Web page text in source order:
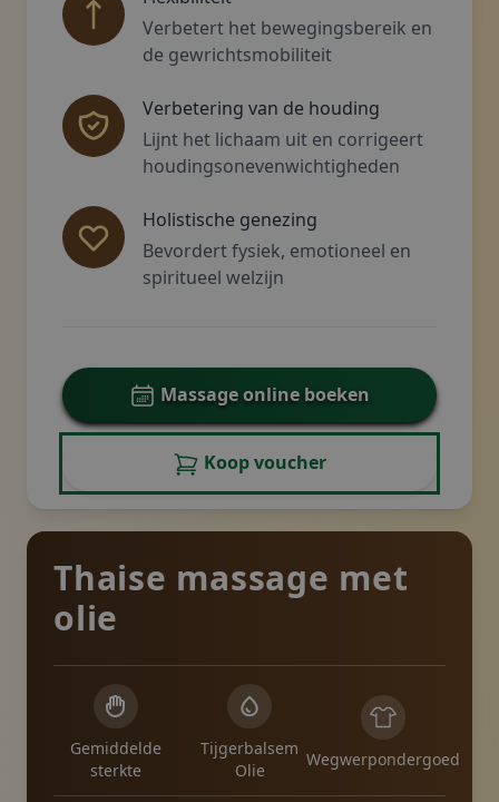
Verbetert het bewegingsbereik en
de gewrichtsmobiliteit
Verbetering van de houding
Lijnt het lichaam uit en corrigeert
houdingsonevenwichtigheden
Holistische genezing
Bevordert fysiek, emotioneel en
spiritueel welzijn
Massage online boeken
Koop voucher
Thaise massage met
olie
Gemiddelde
sterkte
Tijgerbalsem
Olie
Wegwerpondergoed